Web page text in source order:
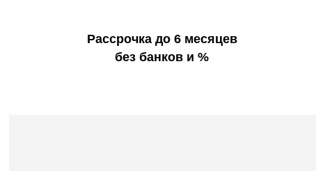
Рассрочка до 6 месяцев
без банков и %